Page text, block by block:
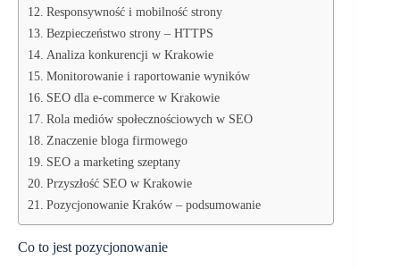
Responsywność i mobilność strony
Bezpieczeństwo strony – HTTPS
Analiza konkurencji w Krakowie
Monitorowanie i raportowanie wyników
SEO dla e-commerce w Krakowie
Rola mediów społecznościowych w SEO
Znaczenie bloga firmowego
SEO a marketing szeptany
Przyszłość SEO w Krakowie
Pozycjonowanie Kraków – podsumowanie
Co to jest pozycjonowanie